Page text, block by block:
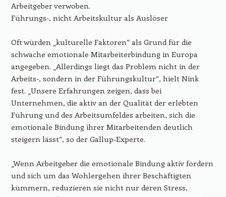
Arbeitgeber verwoben.
Führungs-, nicht Arbeitskultur als Auslöser
Oft würden „kulturelle Faktoren“ als Grund für die
schwache emotionale Mitarbeiterbindung in Europa
angegeben. „Allerdings liegt das Problem nicht in der
Arbeits-, sondern in der Führungskultur“, hielt Nink
fest. „Unsere Erfahrungen zeigen, dass bei
Unternehmen, die aktiv an der Qualität der erlebten
Führung und des Arbeitsumfeldes arbeiten, sich die
emotionale Bindung ihrer Mitarbeitenden deutlich
steigern lässt“, so der Gallup-Experte.
„Wenn Arbeitgeber die emotionale Bindung aktiv fördern
und sich um das Wohlergehen ihrer Beschäftigten
kümmern, reduzieren sie nicht nur deren Stress,